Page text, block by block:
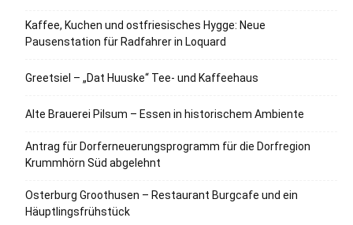
Kaffee, Kuchen und ostfriesisches Hygge: Neue
Pausenstation für Radfahrer in Loquard
Greetsiel – „Dat Huuske“ Tee- und Kaffeehaus
Alte Brauerei Pilsum – Essen in historischem Ambiente
Antrag für Dorferneuerungsprogramm für die Dorfregion
Krummhörn Süd abgelehnt
Osterburg Groothusen – Restaurant Burgcafe und ein
Häuptlingsfrühstück